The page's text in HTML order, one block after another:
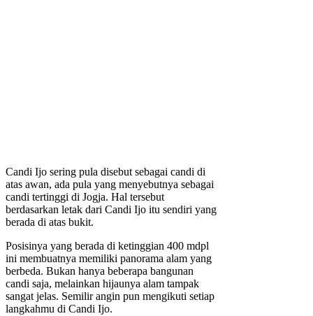
Candi Ijo sering pula disebut sebagai candi di
atas awan, ada pula yang menyebutnya sebagai
candi tertinggi di Jogja. Hal tersebut
berdasarkan letak dari Candi Ijo itu sendiri yang
berada di atas bukit.
Posisinya yang berada di ketinggian 400 mdpl
ini membuatnya memiliki panorama alam yang
berbeda. Bukan hanya beberapa bangunan
candi saja, melainkan hijaunya alam tampak
sangat jelas. Semilir angin pun mengikuti setiap
langkahmu di Candi Ijo.